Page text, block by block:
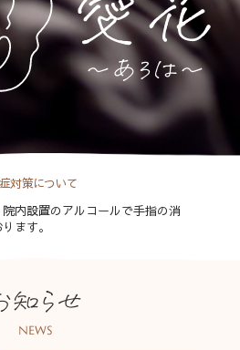
対策について
内設置のアルコールで手指の消
ます。
知らせ
NEWS